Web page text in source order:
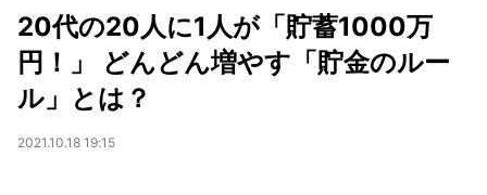
20代の20人に1人が「貯蓄1000万
円！」 どんどん増やす「貯金のルー
ル」とは？
2021.10.18 19:15